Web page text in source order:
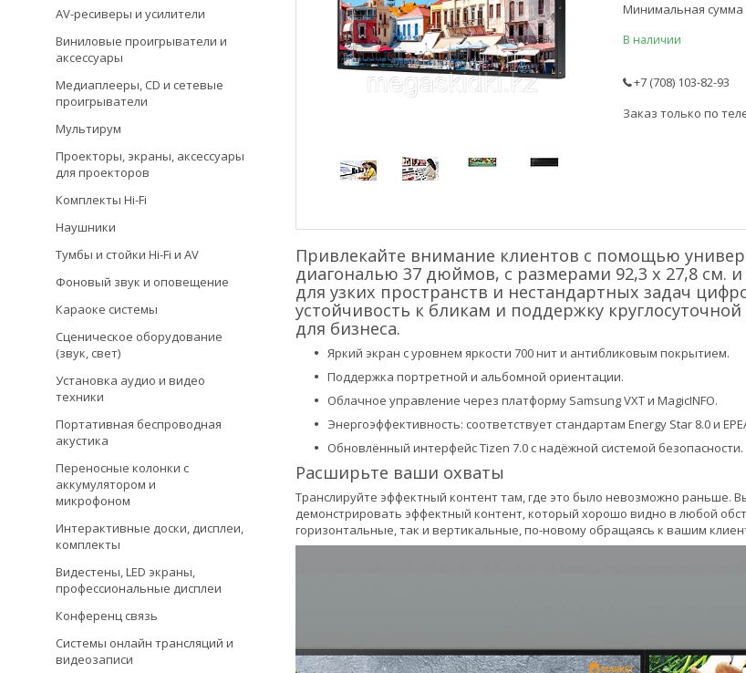
Минимальная сумма
В наличии
+7 (708) 103-82-93
Заказ только по
Привлекайте внимание клиентов с помощью
диагональю 37 дюймов, с размерами 92,3 x 27,8 см.
для узких пространств и нестандартных задач
устойчивость к бликам и поддержку
для бизнеса.
Яркий экран с уровнем яркости 700 нит и антибликовым покрытием.
Поддержка портретной и альбомной ориентации.
Облачное управление через платформу Samsung VXT и MagicINFO.
Энергоэффективность: соответствует стандартам Energy Star 8.0 и
Обновлённый интерфейс Tizen 7.0 с надёжной системой безопасности.
Расширьте ваши охваты
Транслируйте эффектный контент там, где это было невозможно раньше.
демонстрировать эффектный контент, который хорошо видно в любой
горизонтальные, так и вертикальные, по-новому обращаясь к вашим
AV-ресиверы и усилители
Виниловые проигрыватели и
аксессуары
Медиаплееры, CD и сетевые
проигрыватели
Мультирум
Проекторы, экраны, аксессуары
для проекторов
Комплекты Hi-Fi
Наушники
Тумбы и стойки Hi-Fi и AV
Фоновый звук и оповещение
Караоке системы
Сценическое оборудование
(звук, свет)
Установка аудио и видео
техники
Портативная беспроводная
акустика
Переносные колонки с
аккумулятором и
микрофоном
Интерактивные доски, дисплеи,
комплекты
Видестены, LED экраны,
профессиональные дисплеи
Конференц связь
Системы онлайн трансляций и
видеозаписи